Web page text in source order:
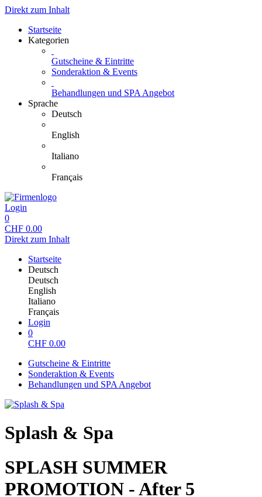
Direkt zum Inhalt
Startseite
Kategorien
Gutscheine & Eintritte
Sonderaktion & Events
Behandlungen und SPA Angebot
Sprache
Deutsch
English
Italiano
Français
Login
0
CHF 0.00
Direkt zum Inhalt
Startseite
Deutsch
Deutsch
English
Italiano
Français
Login
0
CHF 0.00
Gutscheine & Eintritte
Sonderaktion & Events
Behandlungen und SPA Angebot
Splash & Spa
SPLASH SUMMER
PROMOTION - After 5